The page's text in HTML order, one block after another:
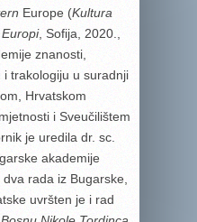
Europe (Kultura
, Sofija, 2020.,
znanosti,
trakologiju u suradnji
Hrvatskom
i Sveučilištem
je uredila dr. sc.
akademije
rada iz Bugarske,
uvršten je i rad